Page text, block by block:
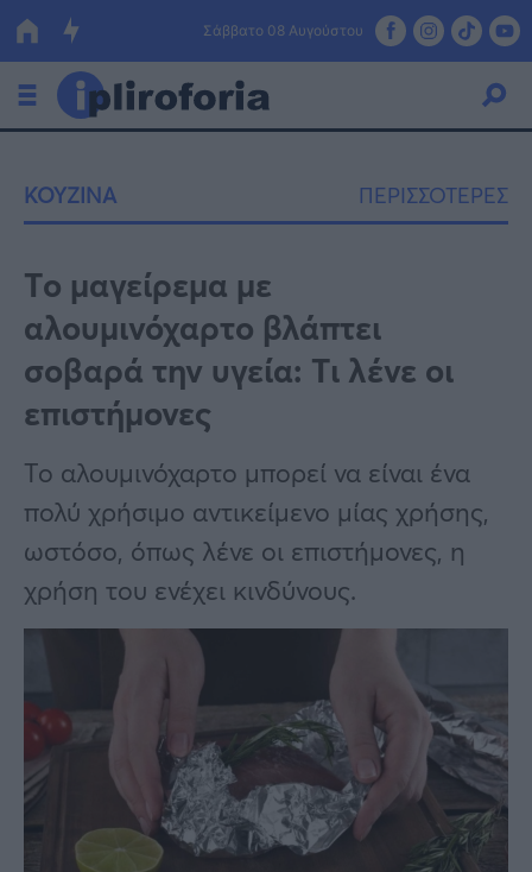
Σάββατο 08 Αυγούστου
Οικονομία
Πολιτική
Τράπεζες
Επιδοτήσεις
Κόσμος
Lifestyle
Αθλητικά
Υγεία
Γυναίκα
Καιρός
ΚΟΥΖΙΝΑ ΠΕΡΙΣΣΟΤΕΡΕΣ
Tο μαγείρεμα με
αλουμινόχαρτο βλάπτει
σοβαρά την υγεία: Tι λένε οι
επιστήμονες
Το αλουμινόχαρτο μπορεί να είναι ένα
πολύ χρήσιμο αντικείμενο μίας χρήσης,
ωστόσο, όπως λένε οι επιστήμονες, η
χρήση του ενέχει κινδύνους.